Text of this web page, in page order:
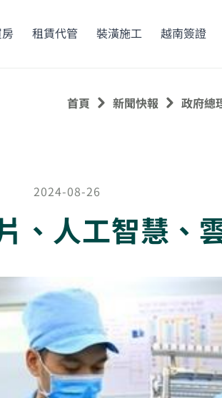
租賃代管 裝潢施工 越南簽證
首頁 新聞快報 政府總
2024-08-26
、人工智慧、